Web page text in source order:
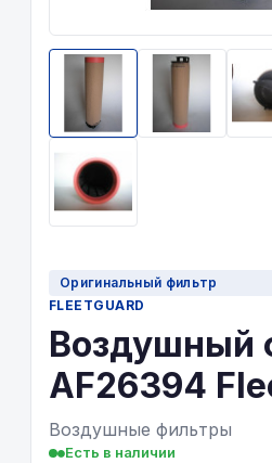
Оригинальный фильтр
FLEETGUARD
Воздушный
AF26394
Воздушные фильтры
Есть в наличии